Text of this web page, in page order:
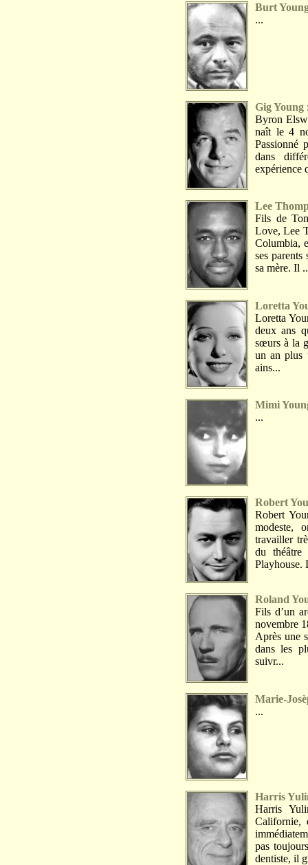
Burt
...
Gig Young
Byron
naît le 4
Passionné
dans
expérience
Lee
Fils de
Love, Lee
Columbia,
ses
sa mère. Il
Loretta
Loretta
deux ans
sœurs à la
un an plus
ains...
Mimi
...
Robert
Robert
modeste,
travailler
du théâtre
Playhouse.
Roland
Fils d’un
novembre
Après une
dans les
suivr...
Marie-
...
Harris
Harris
Californie,
pas
dentiste, il